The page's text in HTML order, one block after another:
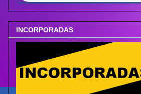
INCORPORADAS